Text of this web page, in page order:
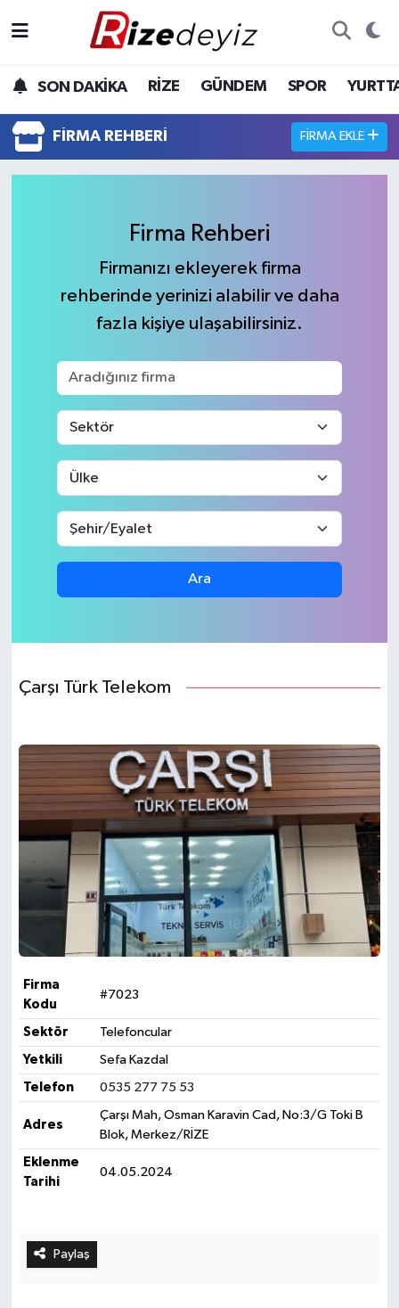
SON DAKİKA RİZE GÜNDEM SPOR
FIRMA REHBERI FIRMA EKLE
Firma Rehberi
Firmanızı ekleyerek firma
rehberinde yerinizi alabilir ve daha
fazla kişiye ulaşabilirsiniz.
Ara
Çarşı Türk Telekom
Firma
Kodu
#7023
Sektör Telefoncular
Yetkili Sefa Kazdal
Telefon 0535 277 75 53
Adres
Çarşı Mah, Osman Karavin Cad, No:3/G Toki B
Blok, Merkez/RİZE
Eklenme
Tarihi
04.05.2024
Paylaş
Gündem
Yurttan Haberler
Sağlık
Rize Hava Durumu
Rize Trafik Yoğunluk Haritası
Son Dakika Haberleri